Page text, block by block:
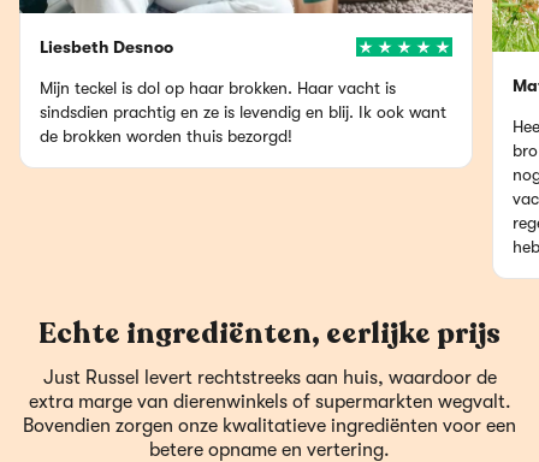
Liesbeth Desnoo
Mijn teckel is dol op haar brokken. Haar vacht is
sindsdien prachtig en ze is levendig en blij. Ik ook want
de brokken worden thuis bezorgd!
Echte ingrediënten, eerlijke prijs
Just Russel levert rechtstreeks aan huis, waardoor de
extra marge van dierenwinkels of supermarkten wegvalt.
Bovendien zorgen onze kwalitatieve ingrediënten voor een
betere opname en vertering.